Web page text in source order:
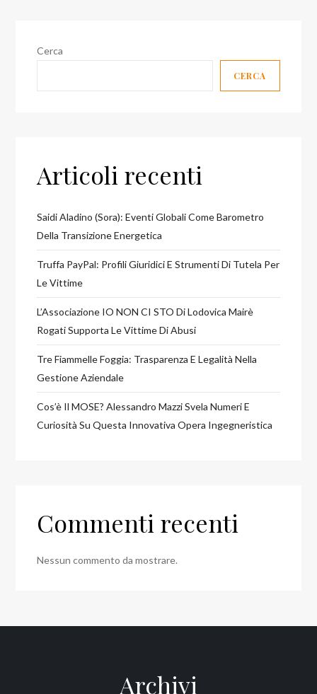
Rosafio
Cerca
CERCA
Articoli recenti
Saidi Aladino (Sora): Eventi Globali Come Barometro
Della Transizione Energetica
Truffa PayPal: Profili Giuridici E Strumenti Di Tutela Per
Le Vittime
L’Associazione IO NON CI STO Di Lodovica Mairè
Rogati Supporta Le Vittime Di Abusi
Tre Fiammelle Foggia: Trasparenza E Legalità Nella
Gestione Aziendale
Cos’è Il MOSE? Alessandro Mazzi Svela Numeri E
Curiosità Su Questa Innovativa Opera Ingegneristica
Commenti recenti
Nessun commento da mostrare.
Archivi